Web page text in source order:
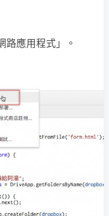
路應用程式」。